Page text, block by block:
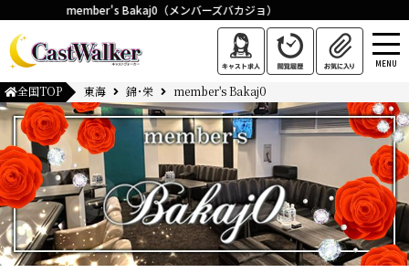
member's Bakaj0（メンバーズバカジョ）
MENU
全国TOP 東海 錦･栄 member's Bakaj0